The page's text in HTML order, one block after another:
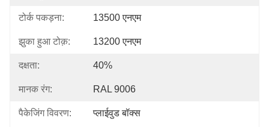
टोर्क पकड़ना: 13500 एनएम
झुका हुआ टोक़: 13200 एनएम
दक्षता: 40%
मानक रंग: RAL 9006
पैकेजिंग विवरण: प्लाईवुड बॉक्स